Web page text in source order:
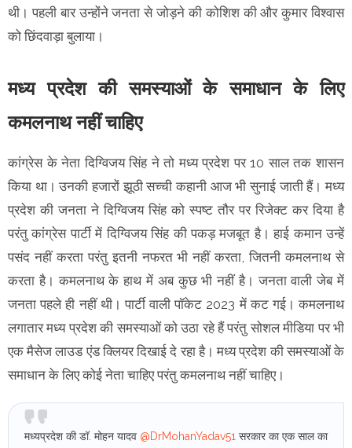
थी। पहली बार उन्होंने जनता से जोड़ने की कोशिश की और कुमार विश्वास
को छिंदवाड़ा बुलाया।
मध्य प्रदेश की समस्याओं के समाधान के लिए
कमलनाथ नहीं चाहिए
कांग्रेस के नेता दिग्विजय सिंह ने तो मध्य प्रदेश पर 10 साल तक शासन
किया था। उनकी हजारों झूठी सच्ची कहानी आज भी सुनाई जाती हैं। मध्य
प्रदेश की जनता ने दिग्विजय सिंह को स्पष्ट तौर पर रिजेक्ट कर दिया है
परंतु कांग्रेस पार्टी में दिग्विजय सिंह की पकड़ मजबूत है। हाई कमान उन्हें
पसंद नहीं करता परंतु इतनी नफरत भी नहीं करता, जितनी कमलनाथ से
करता है। कमलनाथ के हाथ में अब कुछ भी नहीं है। जनता वाली जेब में
जनता पहले ही नहीं थी। पार्टी वाली पॉकेट 2023 में कट गई। कमलनाथ
लगातार मध्य प्रदेश की समस्याओं को उठा रहे हैं परंतु सोशल मीडिया पर भी
एक मैसेज लाउड एंड क्लियर दिखाई दे रहा है। मध्य प्रदेश की समस्याओं के
समाधान के लिए कोई नेता चाहिए परंतु कमलनाथ नहीं चाहिए।
मध्यप्रदेश की डॉ. मोहन यादव @DrMohanYadav51 सरकार का एक साल का